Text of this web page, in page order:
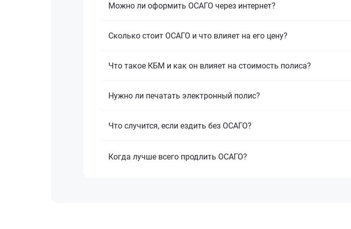
Можно ли оформить ОСАГО через интернет?
Сколько стоит ОСАГО и что влияет на его цену?
Что такое КБМ и как он влияет на стоимость полиса?
Нужно ли печатать электронный полис?
Что случится, если ездить без ОСАГО?
Когда лучше всего продлить ОСАГО?